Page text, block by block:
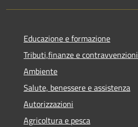
Educazione e formazione
Tributi,finanze e contravvenzioni
Ambiente
Salute, benessere e assistenza
Autorizzazioni
Agricoltura e pesca